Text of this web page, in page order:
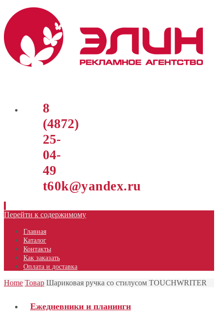
8
(4872)
25-
04-
49
t60k@yandex.ru
Перейти к содержимому
Главная
Каталог
Контакты
Как заказать
Оплата и доставка
Home Товар Шариковая ручка со стилусом TOUCHWRITER
Ежедневники и планинги